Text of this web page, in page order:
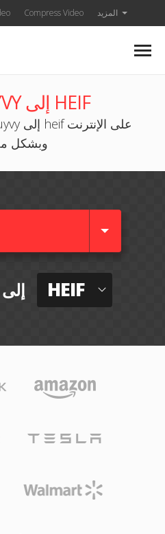
Compress Video المزيد
محول UYVY إلى HEIF
وبشكل
إلى HEIF